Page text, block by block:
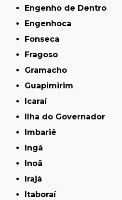
Engenho de Dentro
Engenhoca
Fonseca
Fragoso
Gramacho
Guapimirim
Icaraí
Ilha do Governador
Imbariê
Ingá
Inoã
Irajá
Itaboraí